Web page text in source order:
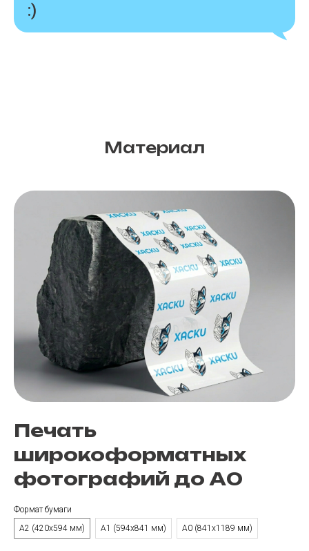
:)
Материал
Печать
широкоформатных
фотографий до А0
Формат бумаги
А2 (420х594 мм)
А1 (594х841 мм) А0 (841х1189 мм)